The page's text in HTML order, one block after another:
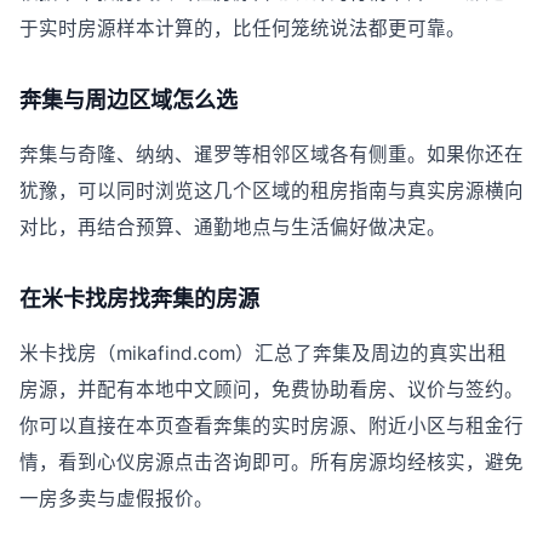
于实时房源样本计算的，比任何笼统说法都更可靠。
奔集与周边区域怎么选
奔集与奇隆、纳纳、暹罗等相邻区域各有侧重。如果你还在
犹豫，可以同时浏览这几个区域的租房指南与真实房源横向
对比，再结合预算、通勤地点与生活偏好做决定。
在米卡找房找奔集的房源
米卡找房（mikafind.com）汇总了奔集及周边的真实出租
房源，并配有本地中文顾问，免费协助看房、议价与签约。
你可以直接在本页查看奔集的实时房源、附近小区与租金行
情，看到心仪房源点击咨询即可。所有房源均经核实，避免
一房多卖与虚假报价。